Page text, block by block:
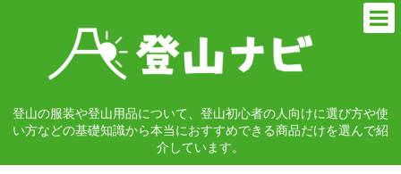
登山の服装や登山用品について、登山初心者の人向けに選び方や使
い方などの基礎知識から本当におすすめできる商品だけを選んで紹
介しています。